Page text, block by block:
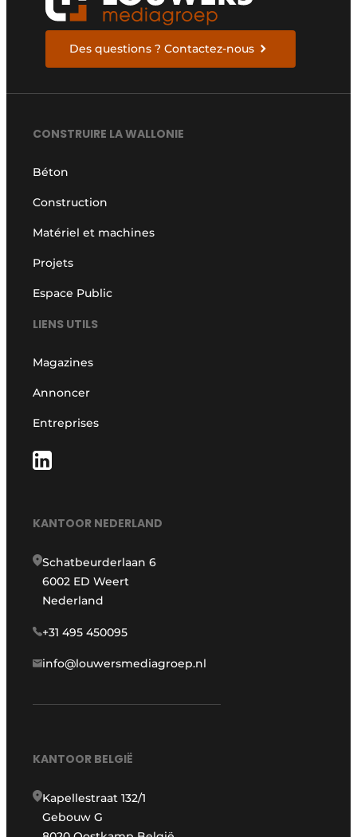
Des questions ? Contactez-nous
CONSTRUIRE LA WALLONIE
Béton
Construction
Matériel et machines
Projets
Espace Public
LIENS UTILS
Magazines
Annoncer
Entreprises
KANTOOR NEDERLAND
Schatbeurderlaan 6
6002 ED Weert
Nederland
+31 495 450095
info@louwersmediagroep.nl
KANTOOR BELGIË
Kapellestraat 132/1
Gebouw G